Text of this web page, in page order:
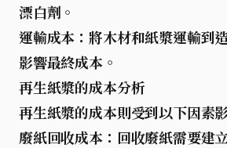
漂白劑。
運輸成本：將木材和紙漿運輸到
影響最終成本。
再生紙漿的成本分析
再生紙漿的成本則受到以下因素影
廢紙回收成本： 回收廢紙需要建